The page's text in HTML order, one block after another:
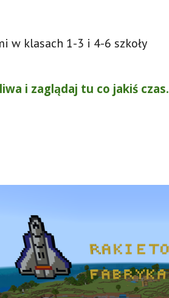
w klasach 1-3 i 4-6 szkoły
i zaglądaj tu co jakiś czas.